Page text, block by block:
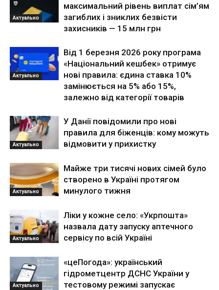
Актуально
максимальний рівень виплат сім’ям
загиблих і зниклих безвісти
захисників — 15 млн грн
Актуально
Від 1 березня 2026 року програма
«Національний кешбек» отримує
нові правила: єдина ставка 10%
замінюється на 5% або 15%,
залежно від категорії товарів
Актуально
У Данії повідомили про нові
правила для біженців: кому можуть
відмовити у прихистку
Актуально
Майже три тисячі нових сімей було
створено в Україні протягом
минулого тижня
Актуально
Ліки у кожне село: «Укрпошта»
назвала дату запуску аптечного
сервісу по всій Україні
Актуально
«цеПогода»: український
гідрометцентр ДСНС України у
тестовому режимі запускає